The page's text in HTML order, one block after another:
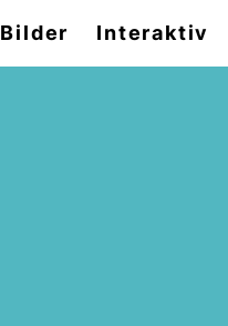
Bilder Interaktiv